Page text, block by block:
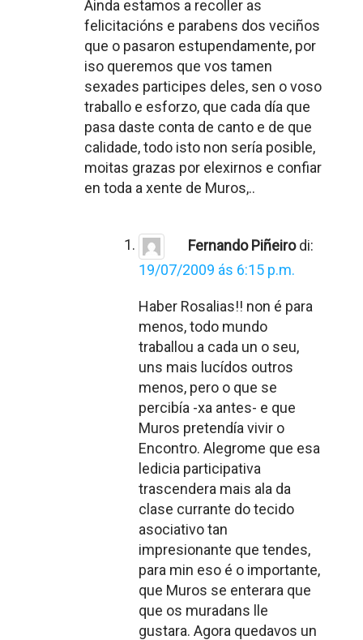
Ainda estamos a recoller as
felicitacións e parabens dos veciños
que o pasaron estupendamente, por
iso queremos que vos tamen
sexades participes deles, sen o voso
traballo e esforzo, que cada día que
pasa daste conta de canto e de que
calidade, todo isto non sería posible,
moitas grazas por elexirnos e confiar
en toda a xente de Muros,..
Fernando Piñeiro di:
19/07/2009 ás 6:15 p.m.
Haber Rosalias!! non é para
menos, todo mundo
traballou a cada un o seu,
uns mais lucídos outros
menos, pero o que se
percibía -xa antes- e que
Muros pretendía vivir o
Encontro. Alegrome que esa
ledicia participativa
trascendera mais ala da
clase currante do tecido
asociativo tan
impresionante que tendes,
para min eso é o importante,
que Muros se enterara que
que os muradans lle
gustara. Agora quedavos un